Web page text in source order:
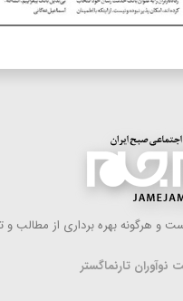
هرگونه بهره ‌برداری از مطالب و
تارنماگستر